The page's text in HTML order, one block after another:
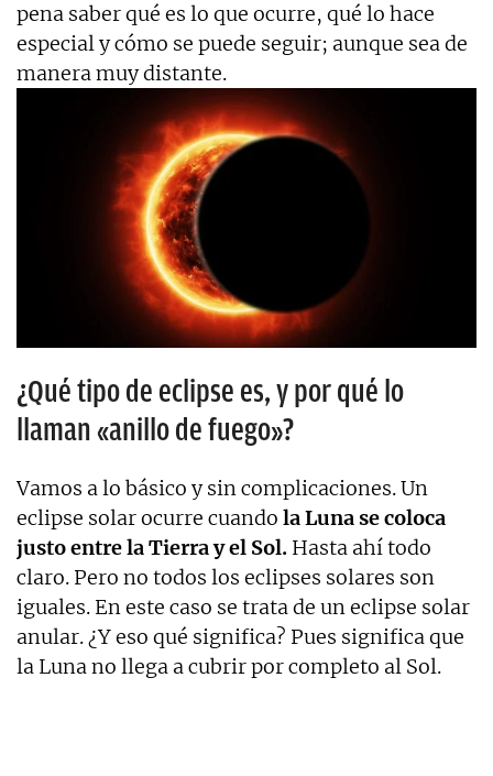
pena saber qué es lo que ocurre, qué lo hace
especial y cómo se puede seguir; aunque sea de
manera muy distante.
¿Qué tipo de eclipse es, y por qué lo
llaman «anillo de fuego»?
Vamos a lo básico y sin complicaciones. Un
eclipse solar ocurre cuando la Luna se coloca
justo entre la Tierra y el Sol. Hasta ahí todo
claro. Pero no todos los eclipses solares son
iguales. En este caso se trata de un eclipse solar
anular. ¿Y eso qué significa? Pues significa que
la Luna no llega a cubrir por completo al Sol.